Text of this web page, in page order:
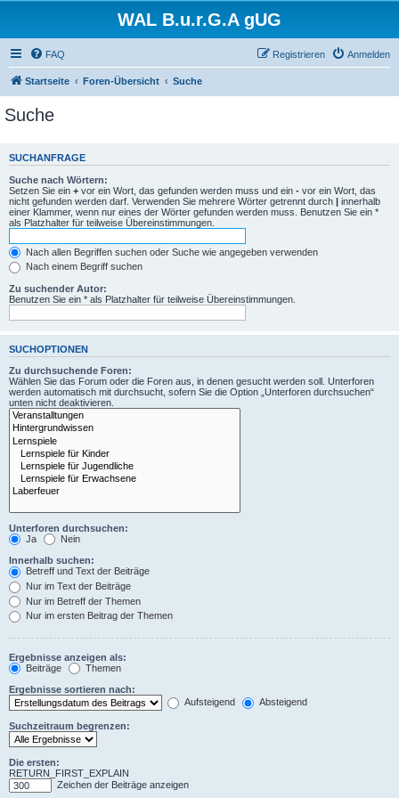
WAL B.u.r.G.A gUG
FAQ Anmelden
Registrieren
Startseite Foren-Übersicht Suche
Suche
SUCHANFRAGE
Suche nach Wörtern:
Setzen Sie ein + vor ein Wort, das gefunden werden muss und ein - vor ein Wort, das
nicht gefunden werden darf. Verwenden Sie mehrere Wörter getrennt durch | innerhalb
einer Klammer, wenn nur eines der Wörter gefunden werden muss. Benutzen Sie ein *
als Platzhalter für teilweise Übereinstimmungen.
Nach allen Begriffen suchen oder Suche wie angegeben verwenden
Nach einem Begriff suchen
Zu suchender Autor:
Benutzen Sie ein * als Platzhalter für teilweise Übereinstimmungen.
SUCHOPTIONEN
Zu durchsuchende Foren:
Wählen Sie das Forum oder die Foren aus, in denen gesucht werden soll. Unterforen
werden automatisch mit durchsucht, sofern Sie die Option „Unterforen durchsuchen“
unten nicht deaktivieren.
Unterforen durchsuchen:
Ja
Nein
Innerhalb suchen:
Betreff und Text der Beiträge
Nur im Text der Beiträge
Nur im Betreff der Themen
Nur im ersten Beitrag der Themen
Ergebnisse anzeigen als:
Beiträge
Themen
Ergebnisse sortieren nach:
Aufsteigend
Absteigend
Suchzeitraum begrenzen:
Die ersten:
RETURN_FIRST_EXPLAIN
Zeichen der Beiträge anzeigen